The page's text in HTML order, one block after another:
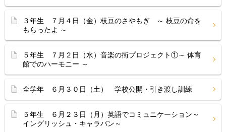
３年生 ７月４日（金）枝豆のさやもぎ ～ 枝豆の命を
もらったよ ～
５年生 ７月２日（水）音楽の街プロジェクト①～ 体育
館でのハーモニー ～
全学年 ６月３０日（土） 学校公開・引き渡し訓練
５年生 ６月２３日（月）英語でコミュニケーション～
イングリッシュ・キャラバン～